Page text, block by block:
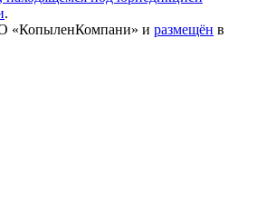
.
«КопыленКомпани» и размещён в